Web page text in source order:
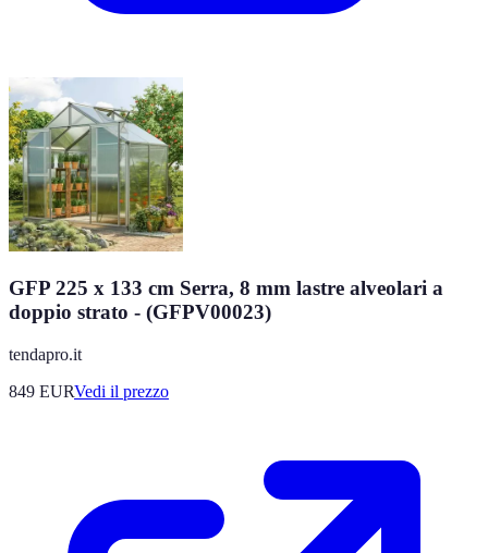
GFP 225 x 133 cm Serra, 8 mm lastre alveolari a
doppio strato - (GFPV00023)
tendapro.it
849 EURVedi il prezzo